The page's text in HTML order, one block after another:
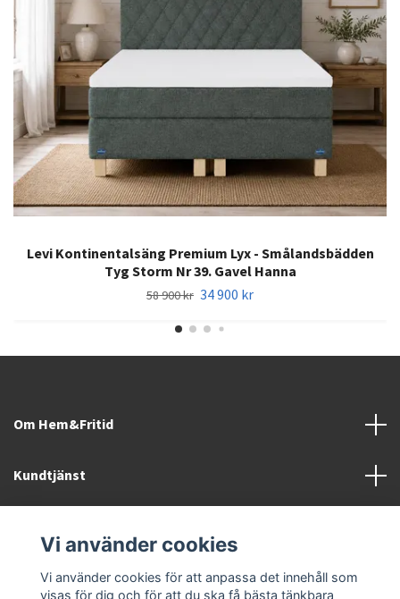
Levi Kontinentalsäng Premium Lyx - Smålandsbädden
Tyg Storm Nr 39. Gavel Hanna
58 900 kr 34 900 kr
Om Hem&Fritid
Kundtjänst
Sociala medier
Vi använder cookies
Vi använder cookies för att anpassa det innehåll som
visas för dig och för att du ska få bästa tänkbara